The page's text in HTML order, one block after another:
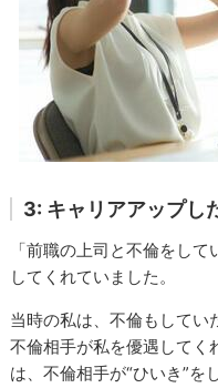
3: キャリアアップし
「前職の上司と不倫をし
してくれていました。
当時の私は、不倫もしてい
不倫相手が私を優遇してく
は、不倫相手が“ひいき”を